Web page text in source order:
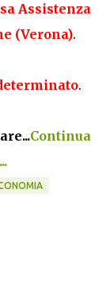
Assistenza
(Verona).
.
Continua